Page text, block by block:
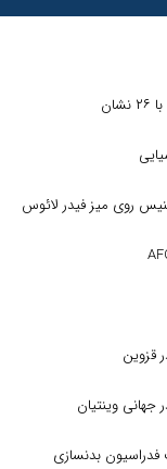
لائوس